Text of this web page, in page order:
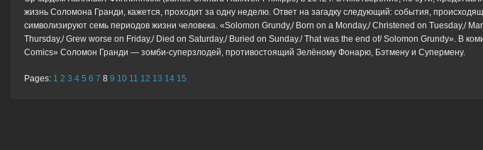
жизнь Соломона Гранди, кажется, проходит за одну неделю. Ответ на загадку следующий: события,
символизируют семь периодов жизни человека. «Solomon Grundy,/ Born on a Monday,/ Christened on Tuesday,/
Thursday,/ Grew worse on Friday,/ Died on Saturday,/ Buried on Sunday./ That was the end of/ Solomon Grundy». В
Comics» Соломон Гранди — зомби-суперзлодей, противостоящий Зелёному Фонарю, Бэтмену и Супермену.
Pages: 1 2 3 4 5 6 7 8 9 10 11 12 13 14 15